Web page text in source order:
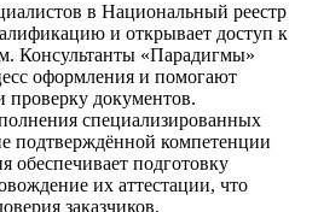
в Национальный реестр
и открывает доступ к
Консультанты «Парадигмы»
оформления и помогают
проверку документов.
специализированных
подтверждённой компетенции
обеспечивает подготовку
их аттестации, что
заказчиков.